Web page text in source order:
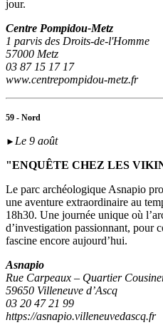
jour.
Centre Pompidou-Metz
1 parvis des Droits-de-l'Homme
57000 Metz
03 87 15 17 17
www.centrepompidou-metz.fr
59 - Nord
► Le 9 août
"ENQUÊTE CHEZ LES
Le parc archéologique Asnapio
une aventure extraordinaire au
18h30. Une journée unique où
d’investigation passionnant, pour
fascine encore aujourd’hui.
Asnapio
Rue Carpeaux – Quartier
59650 Villeneuve d’Ascq
03 20 47 21 99
https://asnapio.villeneuvedascq.fr